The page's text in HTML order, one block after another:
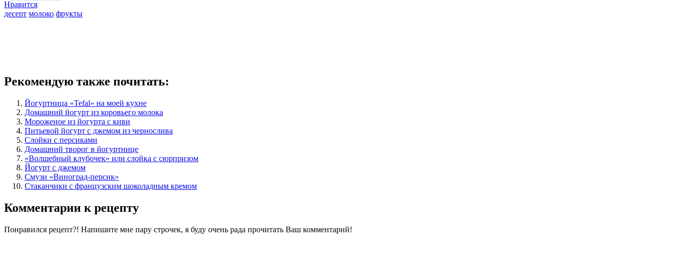
Нравится
десерт молоко фрукты
Рекомендую также почитать:
Йогуртница «Tefal» на моей кухне
Домашний йогурт из коровьего молока
Мороженое из йогурта с киви
Питьевой йогурт с джемом из чернослива
Слойки с персиками
Домашний творог в йогуртнице
«Волшебный клубочек» или слойка с сюрпризом
Йогурт с джемом
Смузи «Виноград-персик»
Стаканчики с французским шоколадным кремом
Комментарии к рецепту
Понравился рецепт?! Напишите мне пару строчек, я буду очень рада прочитать Ваш комментарий!